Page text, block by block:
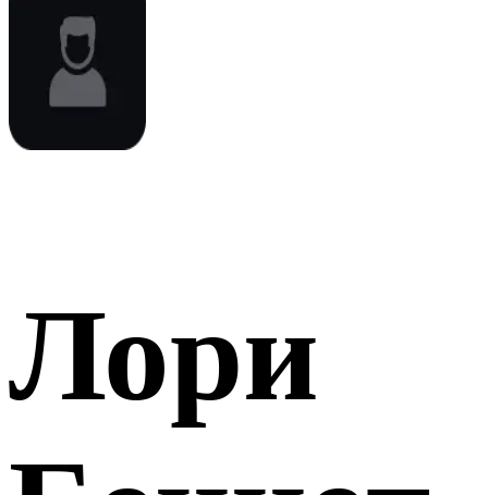
Лори